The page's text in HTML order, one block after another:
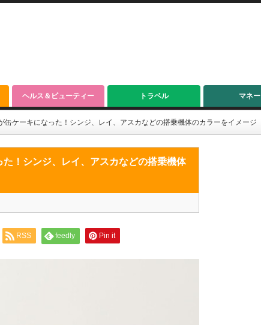
ヘルス＆ビューティー トラベル マネー
缶ケーキになった！シンジ、レイ、アスカなどの搭乗機体のカラーをイメージ
た！シンジ、レイ、アスカなどの搭乗機体
RSS feedly Pin it